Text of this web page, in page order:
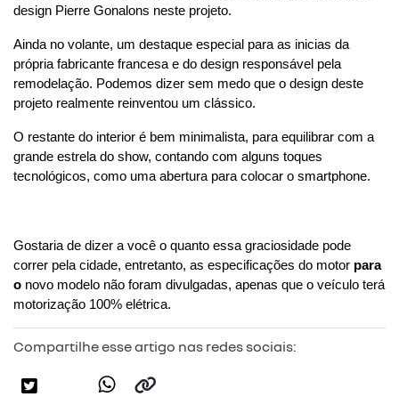
design Pierre Gonalons neste projeto.
Ainda no volante, um destaque especial para as inicias da
própria fabricante francesa e do design responsável pela
remodelação. Podemos dizer sem medo que o design deste
projeto realmente reinventou um clássico.
O restante do interior é bem minimalista, para equilibrar com a
grande estrela do show, contando com alguns toques
tecnológicos, como uma abertura para colocar o smartphone.
Gostaria de dizer a você o quanto essa graciosidade pode
correr pela cidade, entretanto, as especificações do motor para
o novo modelo não foram divulgadas, apenas que o veículo terá
motorização 100% elétrica.
Compartilhe esse artigo nas redes sociais: